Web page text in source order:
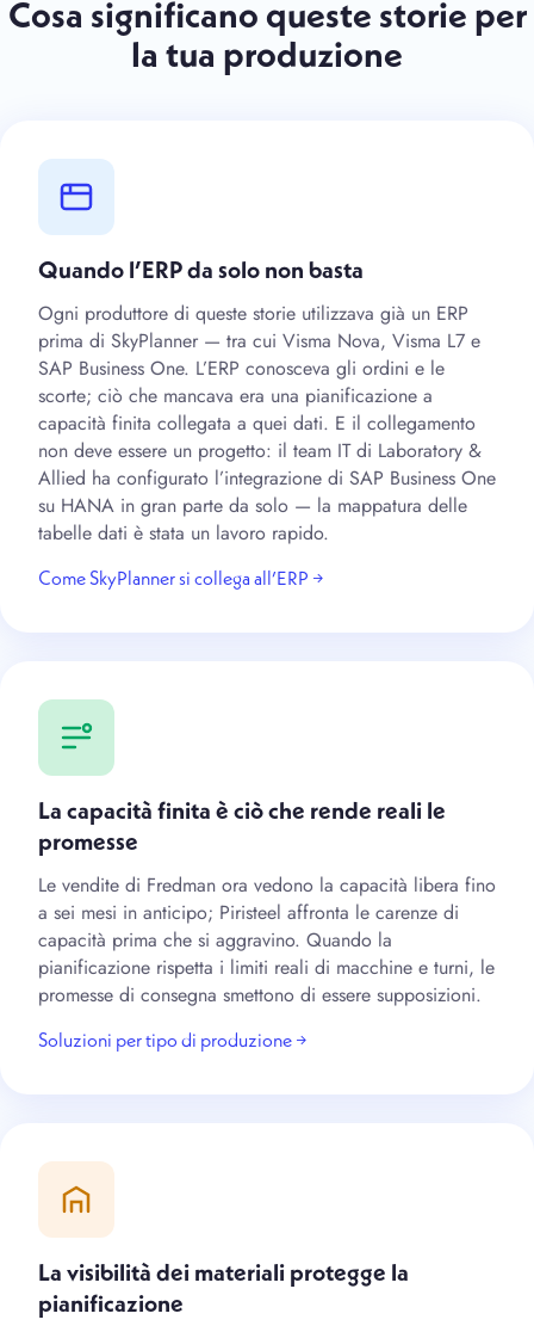
Cosa significano queste storie per
la tua produzione
Quando l’ERP da solo non basta
Ogni produttore di queste storie utilizzava già un ERP
prima di SkyPlanner — tra cui Visma Nova, Visma L7 e
SAP Business One. L’ERP conosceva gli ordini e le
scorte; ciò che mancava era una pianificazione a
capacità finita collegata a quei dati. E il collegamento
non deve essere un progetto: il team IT di Laboratory &
Allied ha configurato l’integrazione di SAP Business One
su HANA in gran parte da solo — la mappatura delle
tabelle dati è stata un lavoro rapido.
Come SkyPlanner si collega all’ERP →
La capacità finita è ciò che rende reali le
promesse
Le vendite di Fredman ora vedono la capacità libera fino
a sei mesi in anticipo; Piristeel affronta le carenze di
capacità prima che si aggravino. Quando la
pianificazione rispetta i limiti reali di macchine e turni, le
promesse di consegna smettono di essere supposizioni.
Soluzioni per tipo di produzione →
La visibilità dei materiali protegge la
pianificazione